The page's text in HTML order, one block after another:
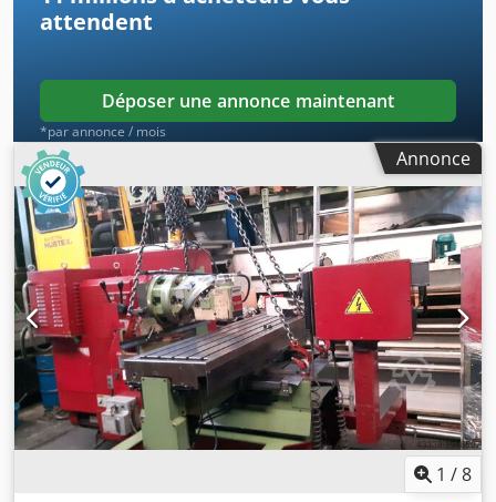
attendent
Déposer une annonce maintenant
*par annonce / mois
Annonce
1 /8